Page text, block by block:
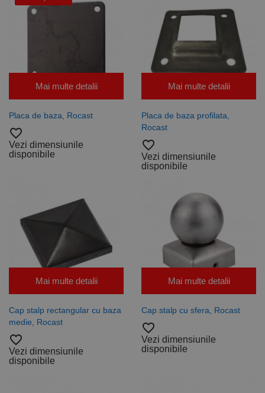
Mai multe detalii
Placa de baza, Rocast
favorite_border
Vezi dimensiunile
disponibile
Mai multe detalii
Placa de baza profilata,
Rocast
favorite_border
Vezi dimensiunile
disponibile
Mai multe detalii
Cap stalp rectangular cu baza
medie, Rocast
favorite_border
Vezi dimensiunile
disponibile
Mai multe detalii
Cap stalp cu sfera, Rocast
favorite_border
Vezi dimensiunile
disponibile